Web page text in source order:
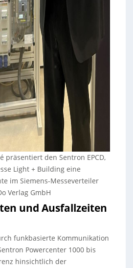
präsentiert den Sentron EPCD,
Light + Building eine
im Siemens-Messeverteiler
Verlag GmbH
und Ausfallzeiten
funkbasierte Kommunikation
Powercenter 1000 bis
hinsichtlich der